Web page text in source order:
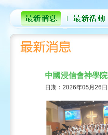
中國浸信會神學
日期﹕2026年05月26日